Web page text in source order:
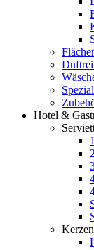
Hotel &
Kerzen